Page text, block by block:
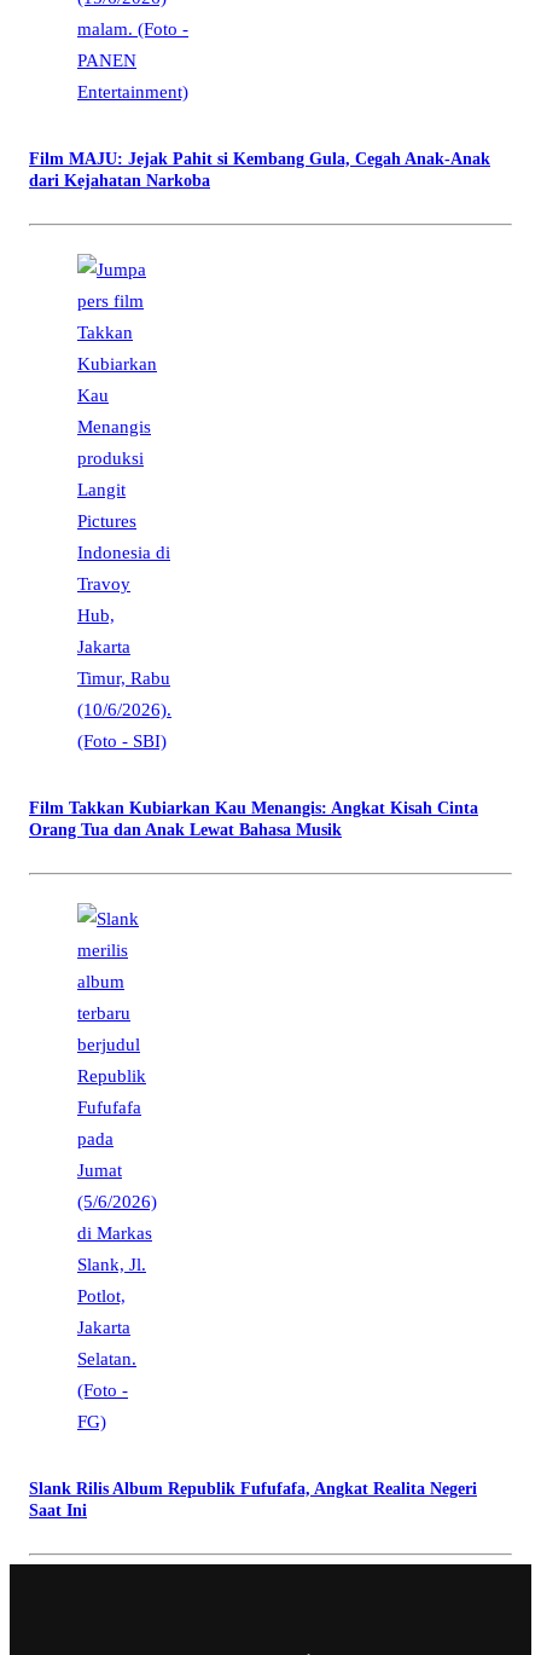
Film MAJU: Jejak Pahit si Kembang Gula, Cegah Anak-Anak
dari Kejahatan Narkoba
Film Takkan Kubiarkan Kau Menangis: Angkat Kisah Cinta
Orang Tua dan Anak Lewat Bahasa Musik
Slank Rilis Album Republik Fufufafa, Angkat Realita Negeri
Saat Ini